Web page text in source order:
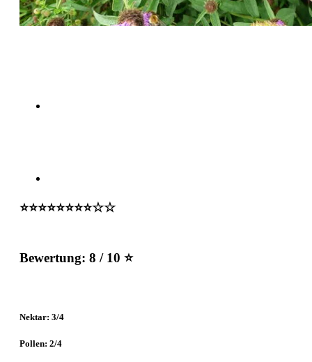
⭐️⭐️⭐️⭐️⭐️⭐️⭐️⭐️☆☆
Bewertung: 8 / 10 ⭐
Nektar: 3/4
Pollen: 2/4